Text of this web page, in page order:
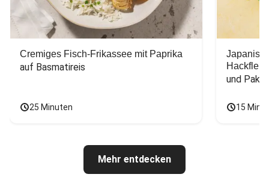
Cremiges Fisch-Frikassee mit Paprika
auf Basmatireis
25 Minuten
und Pak
15
Mehr entdecken